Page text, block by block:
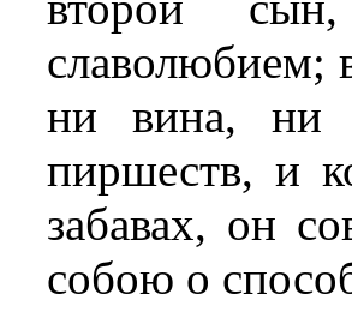
славолюбием;
ни вина, ни
пиршеств, и
забавах, он
собою о